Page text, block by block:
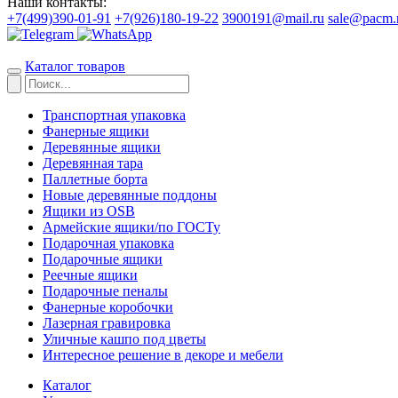
+7(499)390-01-91 +7(926)180-19-22 3900191@mail.ru
Каталог товаров
Транспортная упаковка
Фанерные ящики
Деревянные ящики
Деревянная тара
Паллетные борта
Новые деревянные поддоны
Ящики из OSB
Армейские ящики/по ГОСТу
Подарочная упаковка
Подарочные ящики
Реечные ящики
Подарочные пеналы
Фанерные коробочки
Лазерная гравировка
Уличные кашпо под цветы
Интересное решение в декоре и мебели
Каталог